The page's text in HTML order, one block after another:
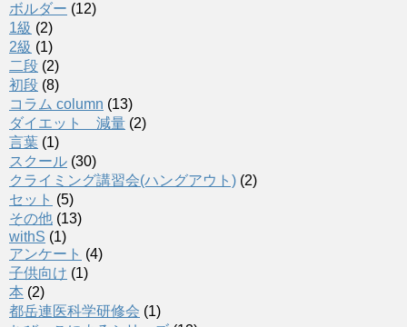
ボルダー (12)
1級 (2)
2級 (1)
二段 (2)
初段 (8)
コラム column (13)
ダイエット 減量 (2)
言葉 (1)
スクール (30)
クライミング講習会(ハングアウト) (2)
セット (5)
その他 (13)
withS (1)
アンケート (4)
子供向け (1)
本 (2)
都岳連医科学研修会 (1)